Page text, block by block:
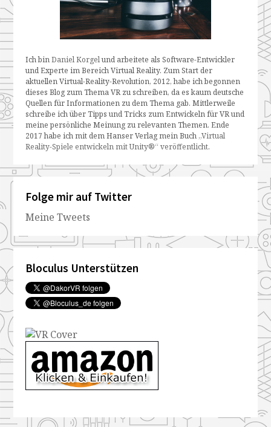
Ich binDaniel Korgelund arbeitete als Software-Entwickler
und Experte im Bereich Virtual Reality. Zum Start der
aktuellen Virtual-Reality-Revolution, 2012, habe ich begonnen
dieses Blog zum Thema VR zu schreiben, da es kaum deutsche
Quellen für Informationen zu dem Thema gab. Mittlerweile
schreibe ich über Tipps und Tricks zum Entwickeln für VR und
meine persönliche Meinung zu relevanten Themen. Ende
2017 habe ich mit dem Hanser Verlag mein Buch „Virtual
Reality-Spiele entwickeln mit Unity®“ veröffentlicht.
Folge mir auf Twitter
Meine Tweets
Bloculus Unterstützen